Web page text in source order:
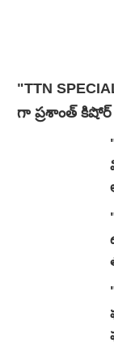
"TTN
గా ప్రశాంత్